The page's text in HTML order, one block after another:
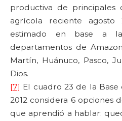
productiva de principales
agrícola reciente agosto
estimado en base a
departamentos de
Martín, Huánuco, Pasco,
Dios.
[7] El cuadro 23 de la Base
2012 considera 6 opciones
que aprendió a hablar: